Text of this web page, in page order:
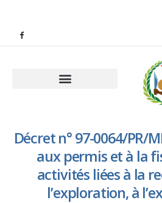
Décret n° 97-0064/PR/
aux permis et à la
activités liées à la
l’exploration, à